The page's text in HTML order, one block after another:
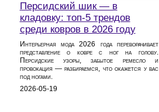
Персидский шик — в
кладовку: топ-5 трендов
среди ковров в 2026 году
Интерьерная мода 2026 года переворачивает
представление о ковре с ног на голову.
Персидские узоры, забытое ремесло и
провокация — разбираемся, что окажется у вас
под ногами.
2026-05-19